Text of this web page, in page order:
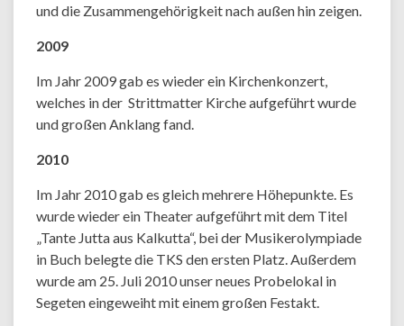
und die Zusammengehörigkeit nach außen hin zeigen.
2009
Im Jahr 2009 gab es wieder ein Kirchenkonzert,
welches in der Strittmatter Kirche aufgeführt wurde
und großen Anklang fand.
2010
Im Jahr 2010 gab es gleich mehrere Höhepunkte. Es
wurde wieder ein Theater aufgeführt mit dem Titel
„Tante Jutta aus Kalkutta“, bei der Musikerolympiade
in Buch belegte die TKS den ersten Platz. Außerdem
wurde am 25. Juli 2010 unser neues Probelokal in
Segeten eingeweiht mit einem großen Festakt.